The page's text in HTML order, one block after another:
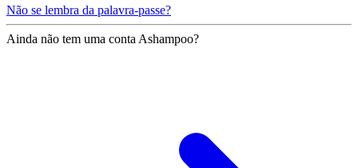
Não se lembra da palavra-passe?
Ainda não tem uma conta Ashampoo?